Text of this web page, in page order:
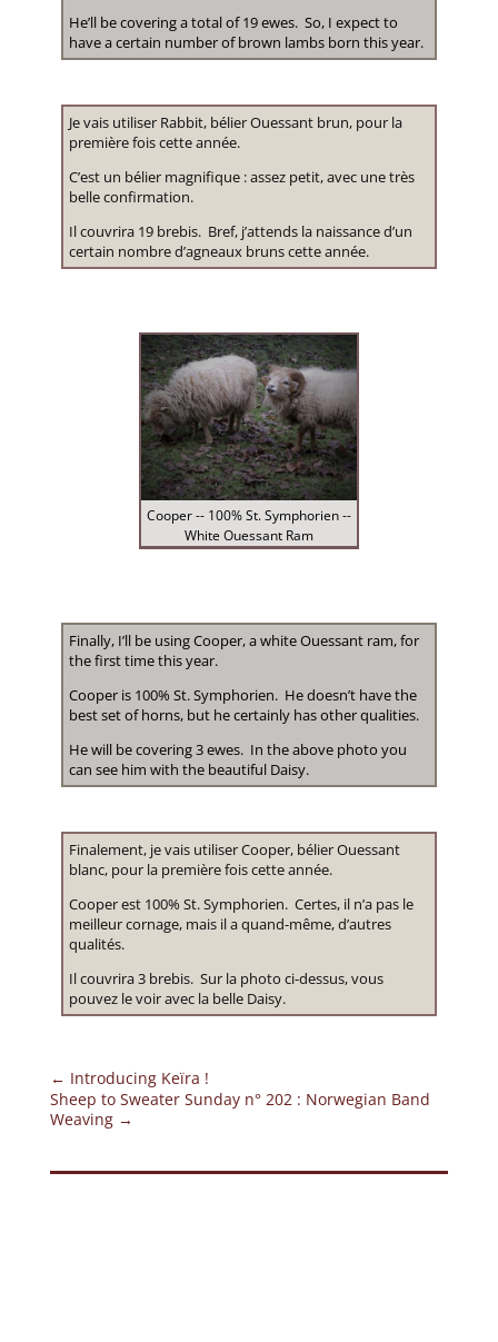
He’ll be covering a total of 19 ewes. So, I expect to
have a certain number of brown lambs born this year.
Je vais utiliser Rabbit, bélier Ouessant brun, pour la
première fois cette année.
C’est un bélier magnifique : assez petit, avec une très
belle confirmation.
Il couvrira 19 brebis. Bref, j’attends la naissance d’un
certain nombre d’agneaux bruns cette année.
Cooper -- 100% St. Symphorien --
White Ouessant Ram
Finally, I’ll be using Cooper, a white Ouessant ram, for
the first time this year.
Cooper is 100% St. Symphorien. He doesn’t have the
best set of horns, but he certainly has other qualities.
He will be covering 3 ewes. In the above photo you
can see him with the beautiful Daisy.
Finalement, je vais utiliser Cooper, bélier Ouessant
blanc, pour la première fois cette année.
Cooper est 100% St. Symphorien. Certes, il n’a pas le
meilleur cornage, mais il a quand-même, d’autres
qualités.
Il couvrira 3 brebis. Sur la photo ci-dessus, vous
pouvez le voir avec la belle Daisy.
← Introducing Keïra !
Sheep to Sweater Sunday n° 202 : Norwegian Band
Weaving→